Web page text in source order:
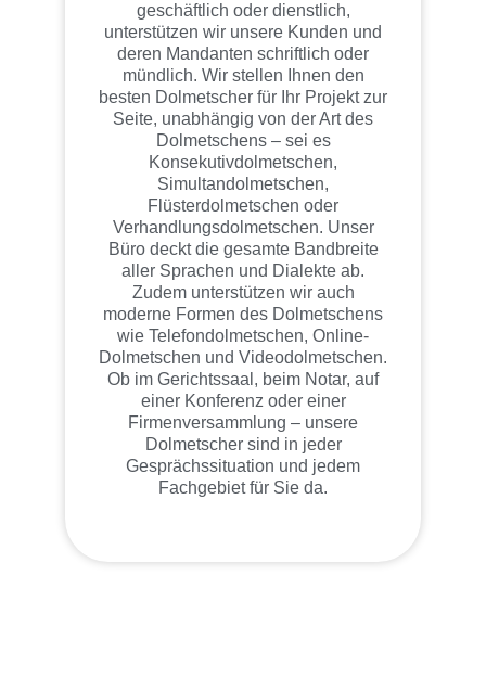
geschäftlich oder dienstlich,
unterstützen wir unsere Kunden und
deren Mandanten schriftlich oder
mündlich. Wir stellen Ihnen den
besten Dolmetscher für Ihr Projekt zur
Seite, unabhängig von der Art des
Dolmetschens – sei es
Konsekutivdolmetschen,
Simultandolmetschen,
Flüsterdolmetschen oder
Verhandlungsdolmetschen. Unser
Büro deckt die gesamte Bandbreite
aller Sprachen und Dialekte ab.
Zudem unterstützen wir auch
moderne Formen des Dolmetschens
wie Telefondolmetschen, Online-
Dolmetschen und Videodolmetschen.
Ob im Gerichtssaal, beim Notar, auf
einer Konferenz oder einer
Firmenversammlung – unsere
Dolmetscher sind in jeder
Gesprächssituation und jedem
Fachgebiet für Sie da.